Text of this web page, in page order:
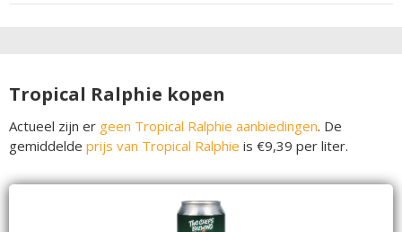
Tropical Ralphie kopen
Actueel zijn er geen Tropical Ralphie aanbiedingen. De
gemiddelde prijs van Tropical Ralphie is €9,39 per liter.